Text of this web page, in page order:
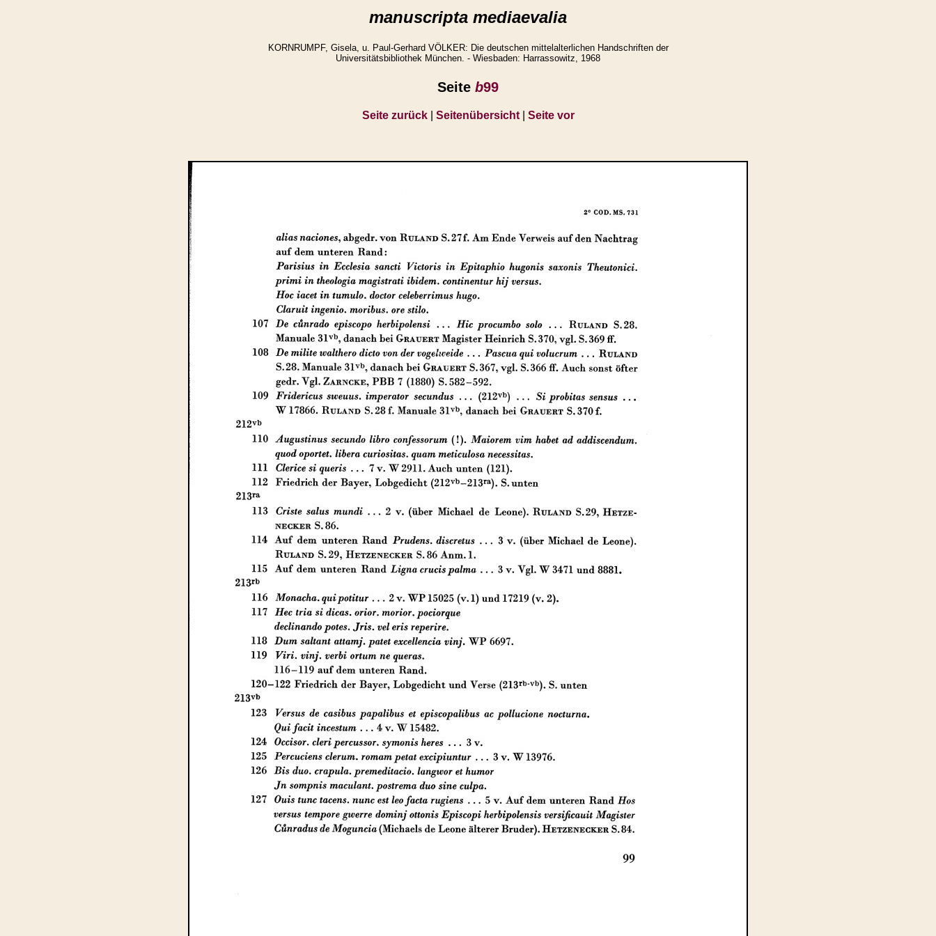
manuscripta mediaevalia
KORNRUMPF, Gisela, u. Paul-Gerhard VÖLKER: Die deutschen mittelalterlichen Handschriften der
Universitätsbibliothek München. - Wiesbaden: Harrassowitz, 1968
Seite b99
Seite zurück| Seitenübersicht| Seite vor